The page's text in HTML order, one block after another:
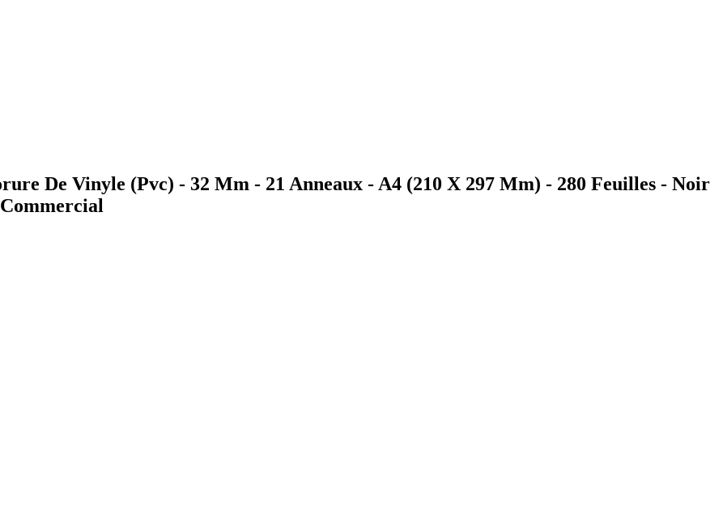
De Vinyle (Pvc) - 32 Mm - 21 Anneaux - A4 (210 X 297 Mm) - 280 Feuilles - Noir